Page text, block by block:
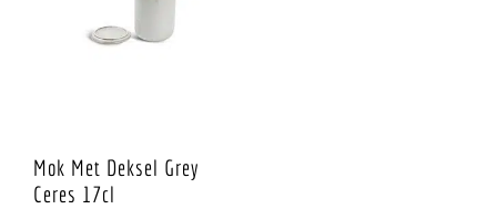
Mok Met Deksel Grey
Ceres 17cl